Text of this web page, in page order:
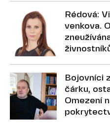
Rédová:
venkova.
Bojovníci
čárku,
Omezení